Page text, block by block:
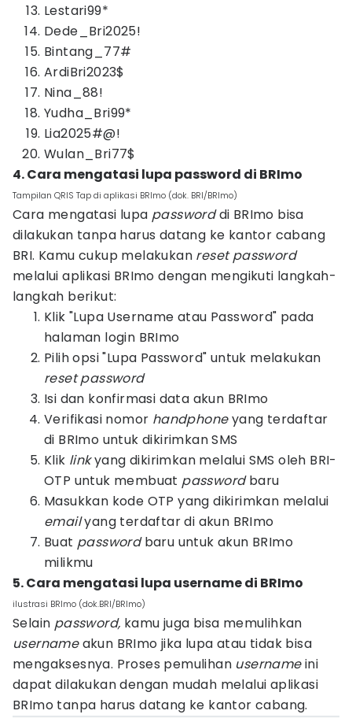
Lestari99*
Dede_Bri2025!
Bintang_77#
ArdiBri2023$
Nina_88!
Yudha_Bri99*
Lia2025#@!
Wulan_Bri77$
4. Cara mengatasi lupa password di BRImo
Tampilan QRIS Tap di aplikasi BRImo (dok. BRI/BRImo)
Cara mengatasi lupa passworddi BRImo bisa
dilakukan tanpa harus datang ke kantor cabang
BRI. Kamu cukup melakukan reset password
melalui aplikasi BRImo dengan mengikuti langkah-
langkah berikut:
Klik "Lupa Username atau Password" pada
halaman login BRImo
Pilih opsi "Lupa Password" untuk melakukan
reset password
Isi dan konfirmasi data akun BRImo
Verifikasi nomor handphoneyang terdaftar
di BRImo untuk dikirimkan SMS
Klik linkyang dikirimkan melalui SMS oleh BRI-
OTP untuk membuat passwordbaru
Masukkan kode OTP yang dikirimkan melalui
emailyang terdaftar di akun BRImo
Buat passwordbaru untuk akun BRImo
milikmu
5. Cara mengatasi lupa username di BRImo
ilustrasi BRImo (dok.BRI/BRImo)
Selain password, kamu juga bisa memulihkan
usernameakun BRImo jika lupa atau tidak bisa
mengaksesnya. Proses pemulihan usernameini
dapat dilakukan dengan mudah melalui aplikasi
BRImo tanpa harus datang ke kantor cabang.